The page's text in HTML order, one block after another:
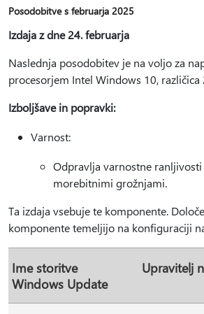
Posodobitve s februarja 2025
Izdaja z dne 24. februarja
Naslednja posodobitev je na voljo za
procesorjem Intel Windows 10, različica
Izboljšave in popravki:
Varnost:
Odpravlja varnostne
morebitnimi grožnjami.
Ta izdaja vsebuje te komponente.
komponente temeljijo na konfiguraciji
Ime storitve
Windows Update
Upravitelj